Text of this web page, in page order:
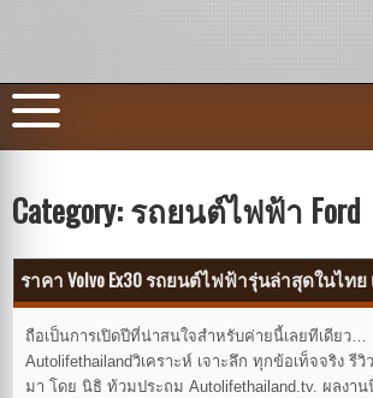
Category:รถยนต์ไฟฟ้า Ford
ราคา Volvo Ex30 รถยนต์ไฟฟ้ารุ่นล่าสุดในไท
ถือเป็นการเปิดปีที่น่าสนใจสำหรับค่ายนี้เลยทีเดียว…
Autolifethailandวิเคราะห์ เจาะลึก ทุกข้อเท็จจริง รี
มา โดย นิธิ ท้วมประถม Autolifethailand.tv. ผลง